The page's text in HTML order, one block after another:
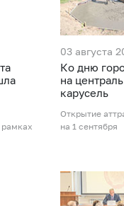
03 августа
Ко дню
на
карусель
Открытие
на 1 сентября